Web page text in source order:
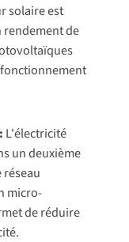
solaire est
rendement de
L'électricité
un deuxième
micro-
de réduire